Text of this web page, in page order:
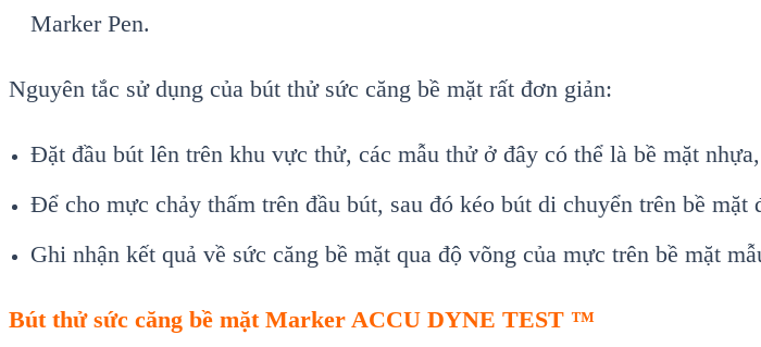
Marker Pen.
Nguyên tắc sử dụng của bút thử sức căng bề mặt rất đơn giản:
Đặt đầu bút lên trên khu vực thử, các mẫu thử ở đây có thể là bề mặt
Để cho mực chảy thấm trên đầu bút, sau đó kéo bút di chuyển trên bề mặt
Ghi nhận kết quả về sức căng bề mặt qua độ võng của mực trên bề mặt
Bút thử sức căng bề mặt Marker ACCU DYNE TEST ™